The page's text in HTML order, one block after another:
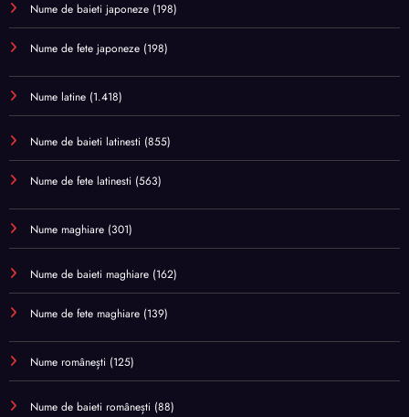
Nume de baieti japoneze (198)
Nume de fete japoneze (198)
Nume latine (1.418)
Nume de baieti latinesti (855)
Nume de fete latinesti (563)
Nume maghiare (301)
Nume de baieti maghiare (162)
Nume de fete maghiare (139)
Nume românești (125)
Nume de baieti românești (88)